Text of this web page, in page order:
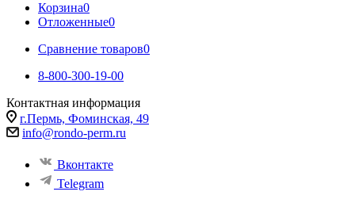
Корзина0
Отложенные0
Сравнение товаров0
8-800-300-19-00
Контактная информация
г.Пермь, Фоминская, 49
info@rondo-perm.ru
Вконтакте
Telegram